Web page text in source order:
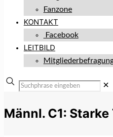
Fanzone
KONTAKT
Facebook
LEITBILD
✕
Männl. C1: